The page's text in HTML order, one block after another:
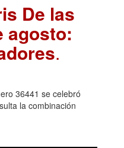
De las
agosto:
.
36441 se celebró
la combinación